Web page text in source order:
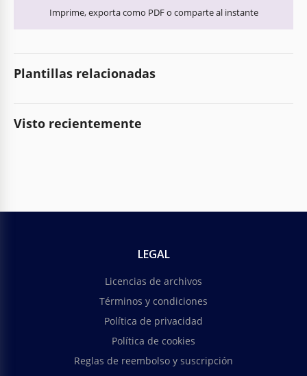
Imprime, exporta como PDF o comparte al instante
Plantillas relacionadas
Visto recientemente
LEGAL
Licencias de archivos
Términos y condiciones
Política de privacidad
Política de cookies
Reglas de reembolso y suscripción